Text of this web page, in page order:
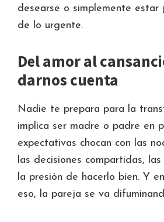
desearse o simplemente estar
de lo urgente.
Del amor al
darnos cuenta
Nadie te prepara para la
implica ser madre o padre en
expectativas chocan con las
las decisiones compartidas,
la presión de hacerlo bien. Y
eso, la pareja se va